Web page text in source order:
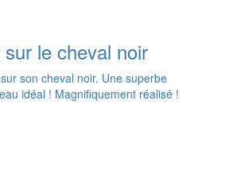
le cheval noir
son cheval noir. Une superbe
idéal ! Magnifiquement réalisé !